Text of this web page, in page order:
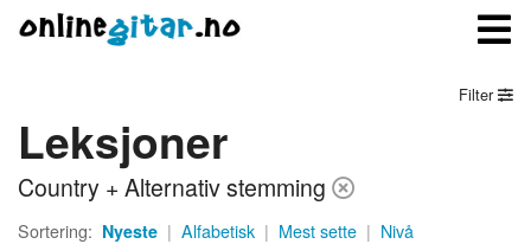
Meny
Logg inn
Filter
Leksjoner
Country + Alternativ stemming
Sortering: Nyeste | Alfabetisk | Mest sette | Nivå